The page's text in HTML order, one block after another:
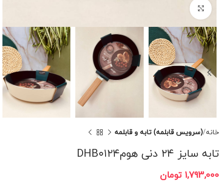
برای بزرگنمایی کلیک کنید
خانه (سرویس قابلمه) تابه و قابلمه
تابه سایز ۲۴ دنی هومDHB۰۱۲۴
1,793,000 تومان